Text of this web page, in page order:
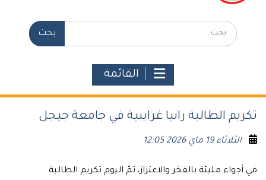
بحث:
القائمة
تكريم الطالبة رانيا غرايبية في جامعة جيجل
الثلاثاء 19 ماي 2026 12:05
في أجواء مليئة بالفخر والاعتزاز، تمّ اليوم تكريم الطالبة